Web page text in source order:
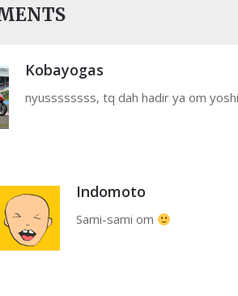
Kobayogas
nyussssssss, tq dah hadir ya om
Indomoto
Sami-sami om